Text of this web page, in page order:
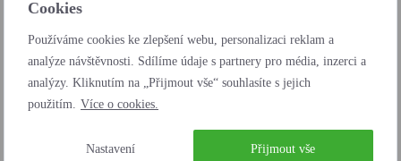
Cookies
Používáme cookies ke zlepšení webu, personalizaci reklam a
analýze návštěvnosti. Sdílíme údaje s partnery pro média, inzerci a
analýzy. Kliknutím na „Přijmout vše“ souhlasíte s jejich
použitím. Více o cookies.
Nastavení Přijmout vše